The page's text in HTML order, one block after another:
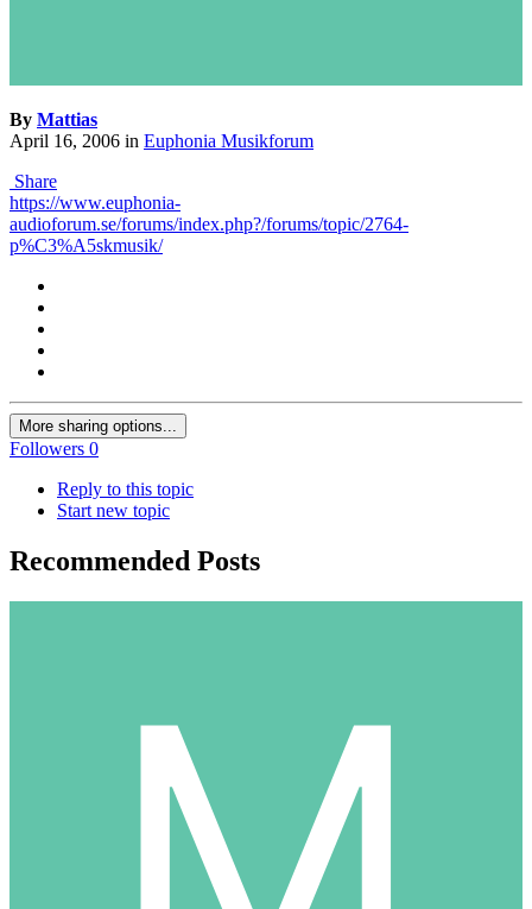
By Mattias
April 16, 2006 in Euphonia Musikforum
Share
https://www.euphonia-
audioforum.se/forums/index.php?/forums/topic/2764-
p%C3%A5skmusik/
More sharing options...
Followers 0
Reply to this topic
Start new topic
Recommended Posts